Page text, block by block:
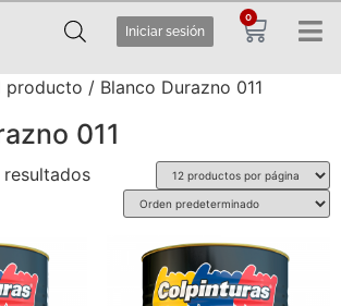
Iniciar sesión
0
/ Blanco Durazno 011
011